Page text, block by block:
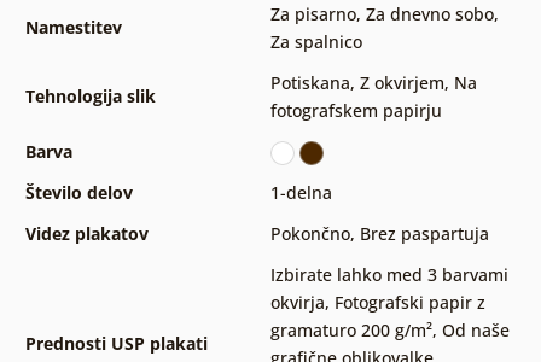
Namestitev
Za pisarno, Za dnevno sobo,
Za spalnico
Tehnologija slik
Potiskana, Z okvirjem, Na
fotografskem papirju
Barva
Število delov
1-delna
Videz plakatov
Pokončno, Brez paspartuja
Prednosti USP plakati
Izbirate lahko med 3 barvami
okvirja, Fotografski papir z
gramaturo 200 g/m², Od naše
grafične oblikovalke,